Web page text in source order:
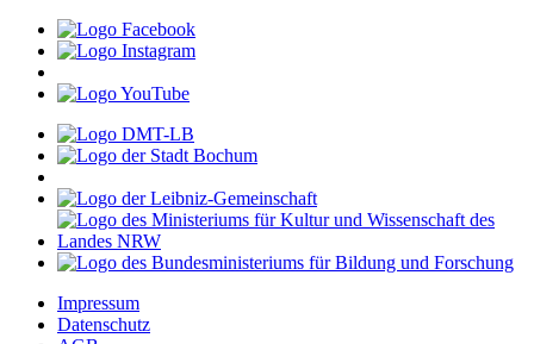
Impressum
Datenschutz